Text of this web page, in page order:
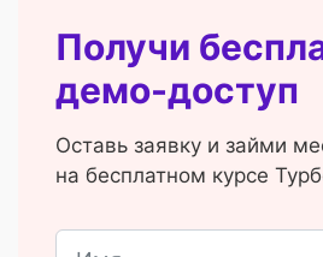
Получи
демо-доступ
Оставь заявку и займи
на бесплатном курсе